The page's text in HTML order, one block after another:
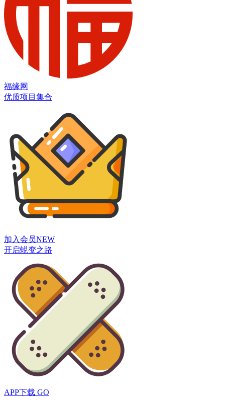
福缘网
优质项目集合
加入会员NEW
开启蜕变之路
APP下载 GO